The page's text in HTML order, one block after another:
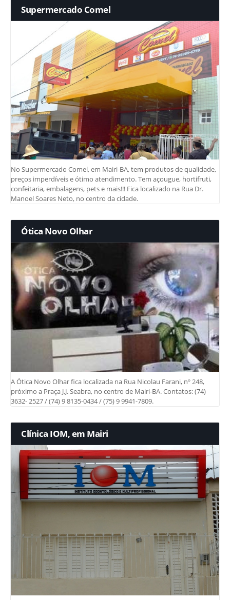
Supermercado Comel
No Supermercado Comel, em Mairi-BA, tem produtos de qualidade,
preços imperdíveis e ótimo atendimento. Tem açougue, hortifruti,
confeitaria, embalagens, pets e mais!!! Fica localizado na Rua Dr.
Manoel Soares Neto, no centro da cidade.
Ótica Novo Olhar
A Ótica Novo Olhar fica localizada na Rua Nicolau Farani, nº 248,
próximo a Praça J.J. Seabra, no centro de Mairi-BA. Contatos: (74)
3632- 2527 / (74) 9 8135-0434 / (75) 9 9941-7809.
Clínica IOM, em Mairi